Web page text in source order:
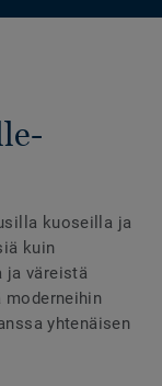
kuoseilla ja
kuin
ja väreistä
yhtenäisen